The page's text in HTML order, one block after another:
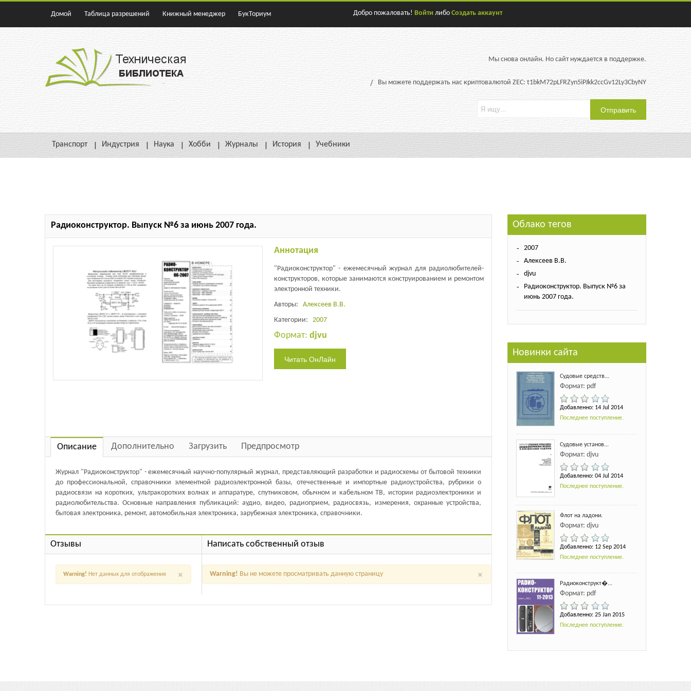
Домой Таблица разрешений Книжный менеджер БукТориум Добро пожаловать! Войти либо Создать аккаунт
Мы снова онлайн. Но сайт нуждается в поддержке.
Вы можете поддержать нас криптовалютой ZEC: t1bkM72pLFRZyn5iPJkk2ccGv12Ly3CbyNY
Транспорт Индустрия Наука Хобби Журналы История Учебники
Радиоконструктор. Выпуск №6 за июнь 2007 года.
Аннотация
"Радиоконструктор" - ежемесячный журнал для радиолюбителей-
конструкторов, которые занимаются конструированием и ремонтом
электронной техники.
Авторы: Алексеев В.В.
Категории: 2007
Формат: djvu
Описание Дополнительно Загрузить Предпросмотр
Журнал "Радиоконструктор" - ежемесячный научно-популярный журнал, представляющий разработки и радиосхемы от бытовой техники
до профессиональной, справочники элементной радиоэлектронной базы, отечественные и импортные радиоустройства, рубрики о
радиосвязи на коротких, ультракоротких волнах и аппаратуре, спутниковом, обычном и кабельном ТВ, истории радиоэлектроники и
радиолюбительства. Основные направления публикаций: аудио, видео, радиоприем, радиосвязь, измерения, охранные устройства,
бытовая электроника, ремонт, автомобильная электроника, зарубежная электроника, справочники.
Отзывы
×
Warning! Нет данных для отображения
Написать собственный отзыв
×
Warning! Вы не можете просматривать данную страницу
Облако тегов
2007
Алексеев В.В.
djvu
Радиоконструктор. Выпуск №6 за
июнь 2007 года.
Новинки сайта
Судовые средств...
Формат: pdf
Добавленно: 14 Jul 2014
Последнее поступление.
Судовые установ...
Формат: djvu
Добавленно: 04 Jul 2014
Последнее поступление.
Флот на ладони.
Формат: djvu
Добавленно: 12 Sep 2014
Последнее поступление.
Радиоконструкт�...
Формат: pdf
Добавленно: 25 Jan 2015
Последнее поступление.